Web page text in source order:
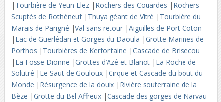
| Tourbière de Yeun-Elez | Rochers des Couardes | Rochers
Scuptés de Rothéneuf | Thuya géant de Vitré | Tourbière du
Marais de Parigné |Val sans retour |Aiguilles de Port Coton
| Lac de Guerlédan et Gorges du Daoula |Grotte Marines de
Porthos | Tourbières de Kerfontaine |Cascade de Brisecou
| La Fosse Dionne |Grottes d’Azé et Blanot | La Roche de
Solutré | Le Saut de Gouloux |Cirque et Cascade du bout du
Monde | Résurgence de la douix | Rivière souterraine de la
Bèze |Grotte du Bel Affreux |Cascade des gorges de Narvau